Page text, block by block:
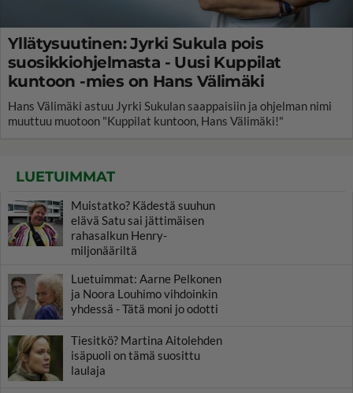
Yllätysuutinen: Jyrki Sukula pois
suosikkiohjelmasta - Uusi Kuppilat
kuntoon -mies on Hans Välimäki
Hans Välimäki astuu Jyrki Sukulan saappaisiin ja ohjelman nimi
muuttuu muotoon "Kuppilat kuntoon, Hans Välimäki!"
LUETUIMMAT
Muistatko? Kädestä suuhun
elävä Satu sai jättimäisen
rahasalkun Henry-
miljonääriltä
Luetuimmat: Aarne Pelkonen
ja Noora Louhimo vihdoinkin
yhdessä - Tätä moni jo odotti
Tiesitkö? Martina Aitolehden
isäpuoli on tämä suosittu
laulaja